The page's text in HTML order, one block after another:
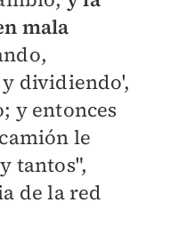
mala
dividiendo',
y entonces
le
tantos",
de la red